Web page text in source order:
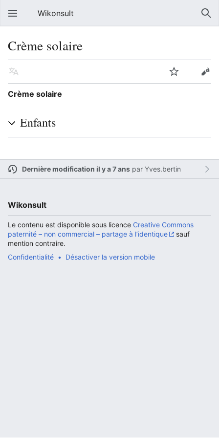
Ouvrir le menu principal
Wikonsult
Crème solaire
Crème solaire
Enfants
Dernière modification il y a 7 anspar Yves.bertin
Wikonsult
Le contenu est disponible sous licence Creative Commons
paternité – non commercial – partage à l’identique
sauf
mention contraire.
Confidentialité
Désactiver la version mobile